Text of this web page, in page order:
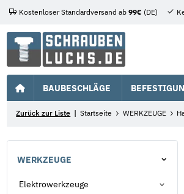
Kostenloser Standardversand ab 99€ (DE)
BAUBESCHLÄGE
Zurück zur Liste Startseite WERKZEUGE
WERKZEUGE
Elektrowerkzeuge